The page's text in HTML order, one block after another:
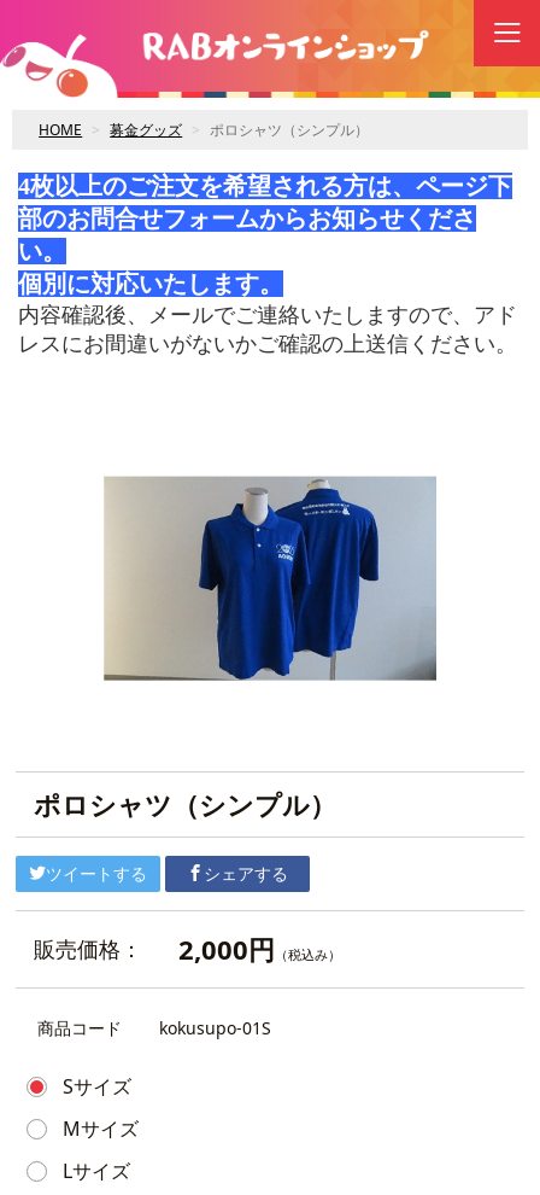
HOME 募金グッズ ポロシャツ（シンプル）
4枚以上のご注文を希望される方は、ページ下
部のお問合せフォームからお知らせくださ
い。
個別に対応いたします。
内容確認後、メールでご連絡いたしますので、アド
レスにお間違いがないかご確認の上送信ください。
ポロシャツ（シンプル）
ツイートする シェアする
販売価格： 2,000円 （税込み）
商品コード kokusupo-01S
Sサイズ
Mサイズ
Lサイズ